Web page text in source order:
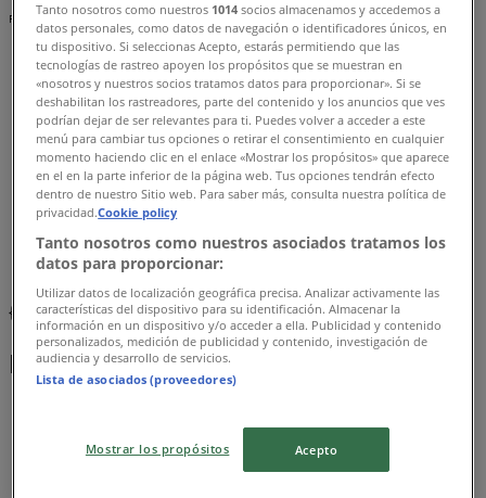
Reklám
{"numCatalogs":0}
Menetrendek és címek OTP Bank
Tanto nosotros como nuestros 1014 socios almacenamos y accedemos a
datos personales, como datos de navegación o identificadores únicos, en
tu dispositivo. Si seleccionas Acepto, estarás permitiendo que las
tecnologías de rastreo apoyen los propósitos que se muestran en
«nosotros y nuestros socios tratamos datos para proporcionar». Si se
deshabilitan los rastreadores, parte del contenido y los anuncios que ves
podrían dejar de ser relevantes para ti. Puedes volver a acceder a este
menú para cambiar tus opciones o retirar el consentimiento en cualquier
momento haciendo clic en el enlace «Mostrar los propósitos» que aparece
en el en la parte inferior de la página web. Tus opciones tendrán efecto
dentro de nuestro Sitio web. Para saber más, consulta nuestra política de
privacidad.Cookie policy
Tanto nosotros como nuestros asociados tratamos los
datos para proporcionar:
Utilizar datos de localización geográfica precisa. Analizar activamente las
características del dispositivo para su identificación. Almacenar la
información en un dispositivo y/o acceder a ella. Publicidad y contenido
personalizados, medición de publicidad y contenido, investigación de
audiencia y desarrollo de servicios.
Lista de asociados (proveedores)
Mostrar los propósitos Acepto